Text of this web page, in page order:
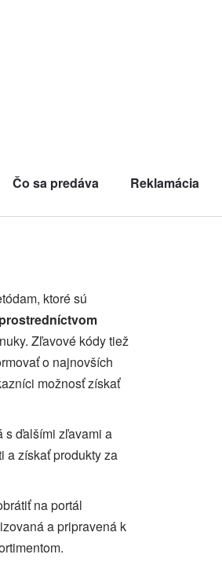
Čo sa predáva Reklamácia
ktoré sú
prostredníctvom
Zľavové kódy tiež
o najnovších
možnosť získať
s ďalšími zľavami a
a získať produkty za
na portál
a pripravená k